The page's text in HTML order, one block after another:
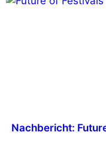
Nachbericht: